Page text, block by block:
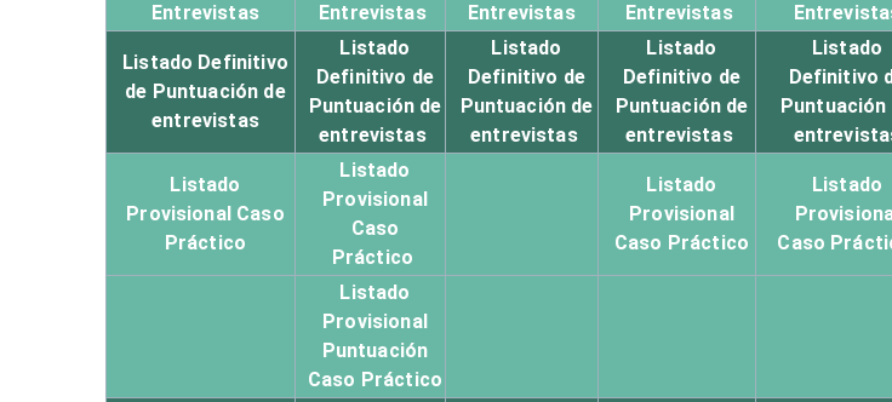
Entrevistas
Entrevistas
Entrevistas
Entrevistas
Listado Definitivo
de Puntuación de
entrevistas
Listado
Definitivo de
Puntuación de
entrevistas
Listado
Definitivo de
Puntuación de
entrevistas
Listado
Definitivo de
Puntuación de
entrevistas
Listado
Definitivo
Puntuación
Listado
Provisional Caso
Práctico
Listado
Provisional
Caso
Práctico
Listado
Provisional
Caso Práctico
Listado
Caso
Listado
Provisional
Puntuación
Caso Práctico